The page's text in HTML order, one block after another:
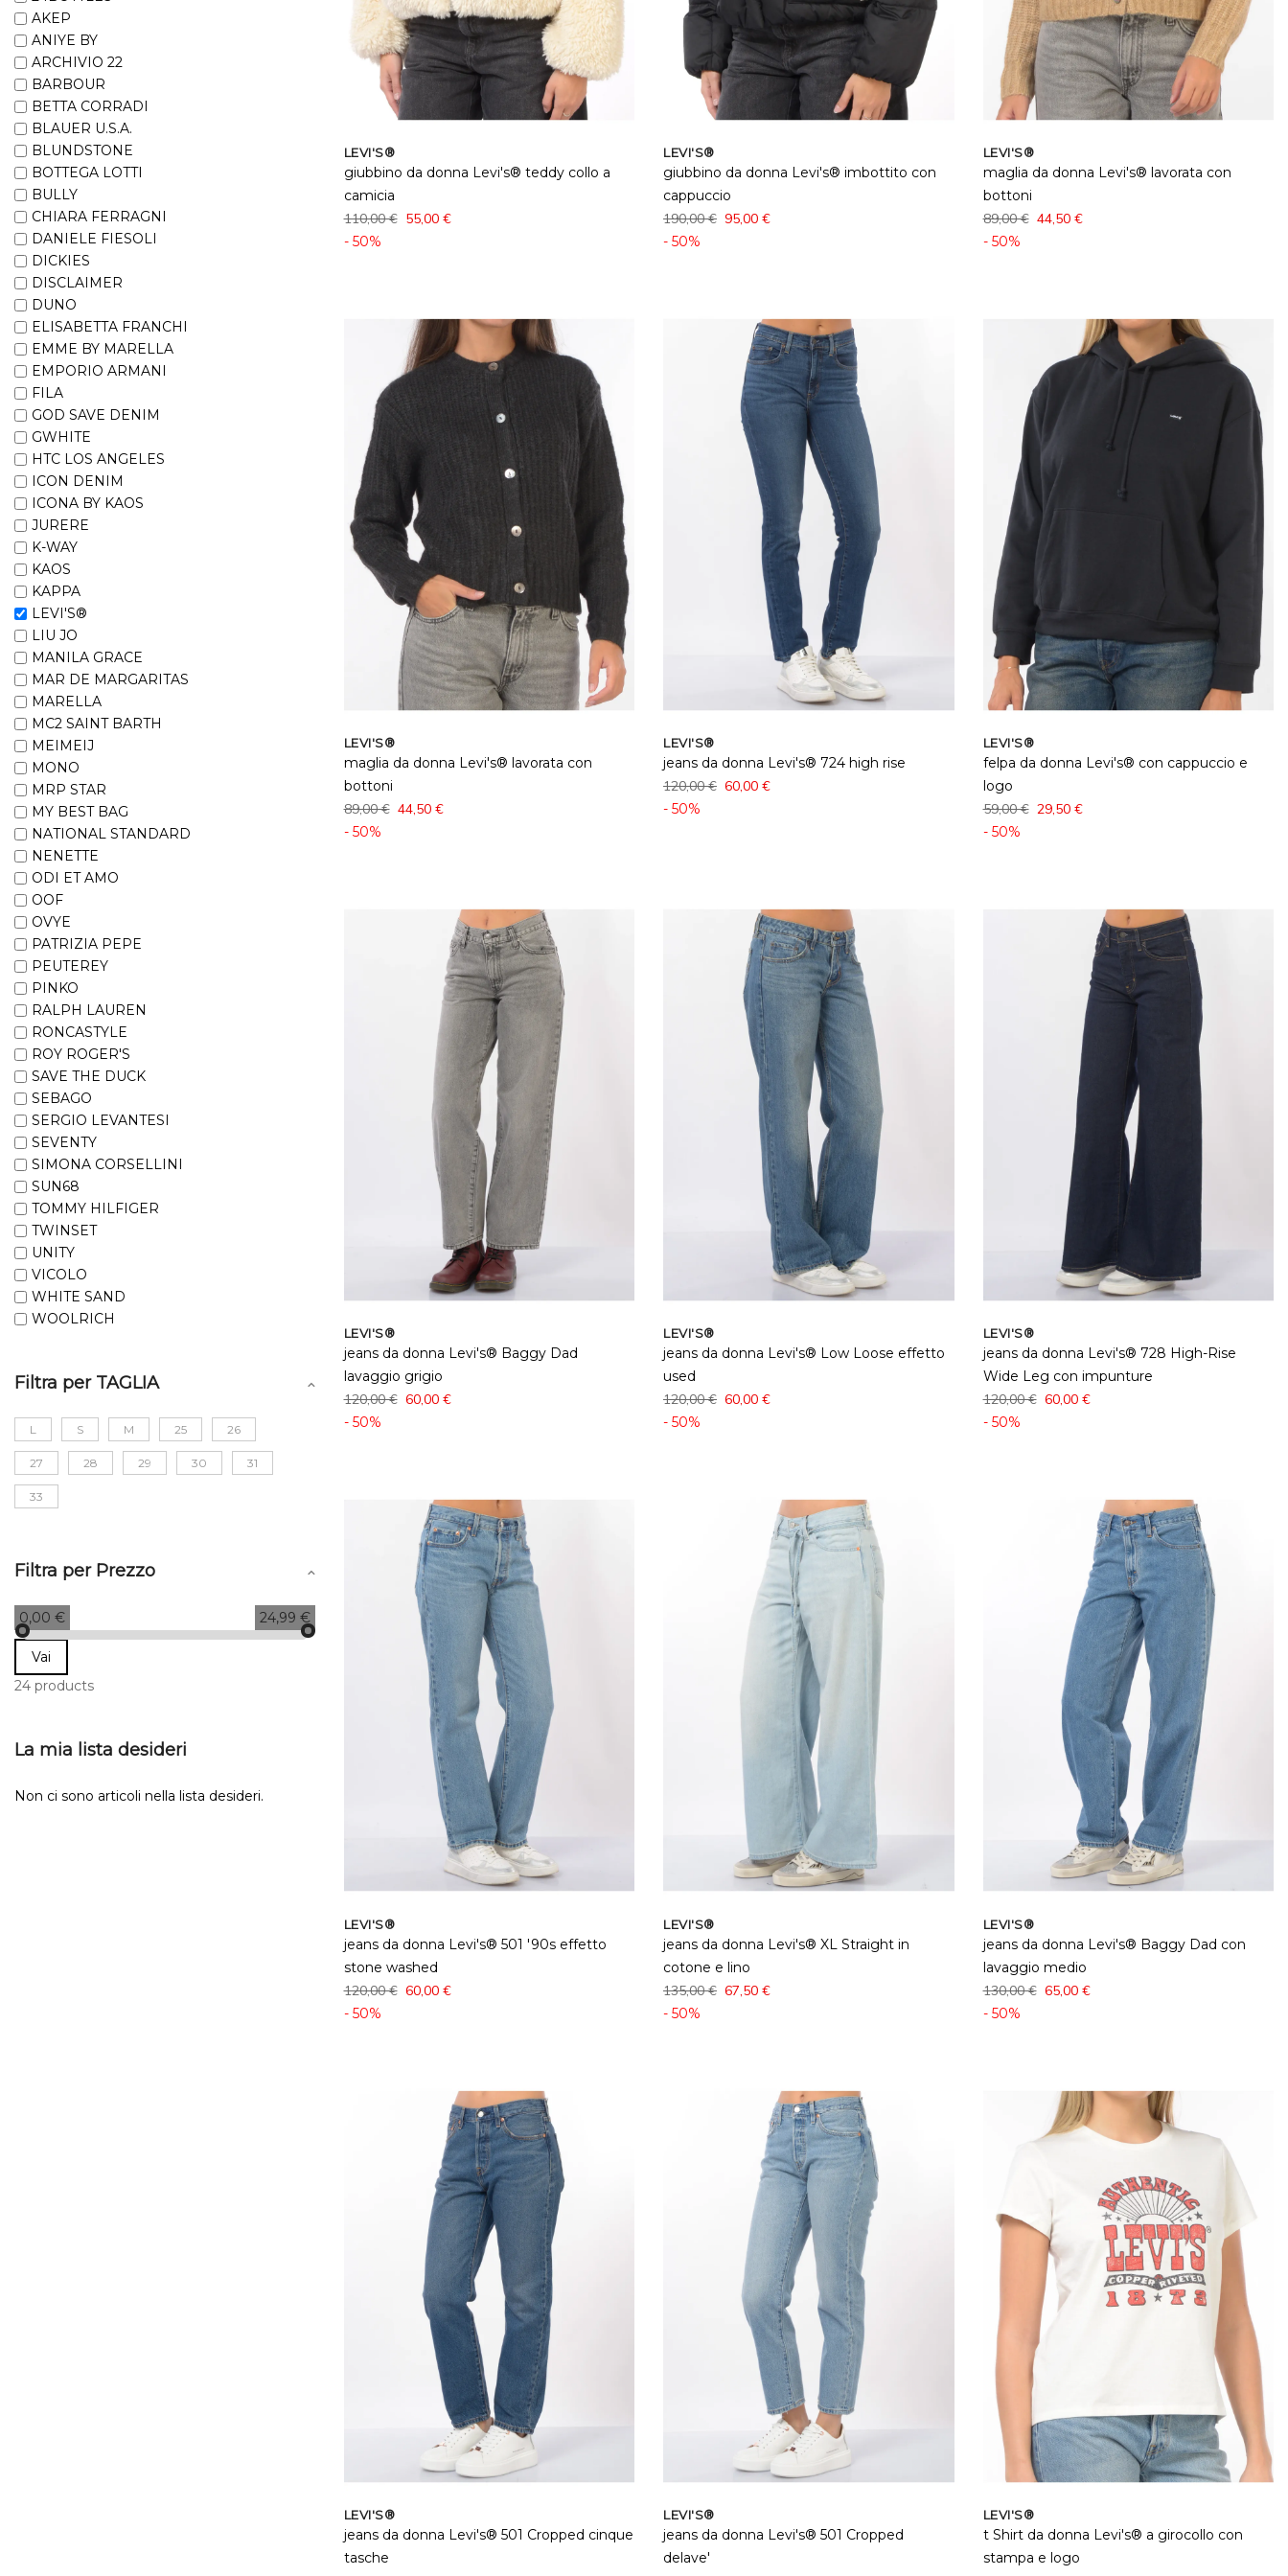
LEVI'S®
giubbino da donna Levi's® teddy collo a
camicia
110,00 € 55,00 €
- 50%
LEVI'S®
giubbino da donna Levi's® imbottito con
cappuccio
190,00 € 95,00 €
- 50%
LEVI'S®
maglia da donna Levi's® lavorata con
bottoni
89,00 € 44,50 €
- 50%
LEVI'S®
maglia da donna Levi's® lavorata con
bottoni
89,00 € 44,50 €
- 50%
LEVI'S®
jeans da donna Levi's® 724 high rise
120,00 € 60,00 €
- 50%
LEVI'S®
felpa da donna Levi's® con cappuccio e
logo
59,00 € 29,50 €
- 50%
LEVI'S®
jeans da donna Levi's® Baggy Dad
lavaggio grigio
120,00 € 60,00 €
- 50%
LEVI'S®
jeans da donna Levi's® Low Loose effetto
used
120,00 € 60,00 €
- 50%
LEVI'S®
jeans da donna Levi's® 728 High-Rise
Wide Leg con impunture
120,00 € 60,00 €
- 50%
LEVI'S®
jeans da donna Levi's® 501 '90s effetto
stone washed
120,00 € 60,00 €
- 50%
LEVI'S®
jeans da donna Levi's® XL Straight in
cotone e lino
135,00 € 67,50 €
- 50%
LEVI'S®
jeans da donna Levi's® Baggy Dad con
lavaggio medio
130,00 € 65,00 €
- 50%
LEVI'S®
jeans da donna Levi's® 501 Cropped cinque
tasche
LEVI'S®
jeans da donna Levi's® 501 Cropped
delave'
LEVI'S®
t Shirt da donna Levi's® a girocollo con
stampa e logo
AKEP
ANIYE BY
ARCHIVIO 22
BARBOUR
BETTA CORRADI
BLAUER U.S.A.
BLUNDSTONE
BOTTEGA LOTTI
BULLY
CHIARA FERRAGNI
DANIELE FIESOLI
DICKIES
DISCLAIMER
DUNO
ELISABETTA FRANCHI
EMME BY MARELLA
EMPORIO ARMANI
FILA
GOD SAVE DENIM
GWHITE
HTC LOS ANGELES
ICON DENIM
ICONA BY KAOS
JURERE
K-WAY
KAOS
KAPPA
LEVI'S®
LIU JO
MANILA GRACE
MAR DE MARGARITAS
MARELLA
MC2 SAINT BARTH
MEIMEIJ
MONO
MRP STAR
MY BEST BAG
NATIONAL STANDARD
NENETTE
ODI ET AMO
OOF
OVYE
PATRIZIA PEPE
PEUTEREY
PINKO
RALPH LAUREN
RONCASTYLE
ROY ROGER'S
SAVE THE DUCK
SEBAGO
SERGIO LEVANTESI
SEVENTY
SIMONA CORSELLINI
SUN68
TOMMY HILFIGER
TWINSET
UNITY
VICOLO
WHITE SAND
WOOLRICH
Filtra per TAGLIA
L S M 25 26
27 28 29 30 31
33
Filtra per Prezzo
0,00 € 24,99 €
Vai
24 products
La mia lista desideri
Non ci sono articoli nella lista desideri.